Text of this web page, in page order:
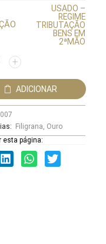
USADO –
REGIME
TRIBUTAÇÃO
BENS EM
2ªMÃO
ADICIONAR
Filigrana, Ouro
esta página: